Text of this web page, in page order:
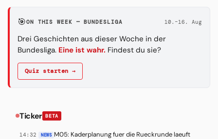
🎯ON THIS WEEK — BUNDESLIGA 10.–16. Aug
Drei Geschichten aus dieser Woche in der
Bundesliga. Eine ist wahr. Findest du sie?
Quiz starten →
Ticker BETA
14:32 NEWS M05: Kaderplanung fuer die Rueckrunde laeuft